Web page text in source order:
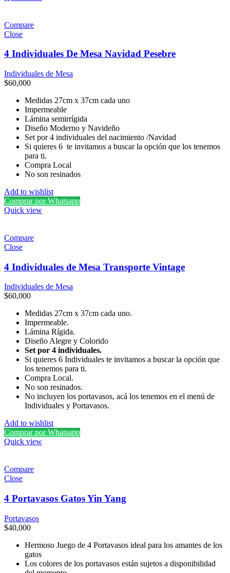
Compare
Close
4 Individuales De Mesa Navidad Pesebre
Individuales de Mesa
$60,000
Medidas 27cm x 37cm cada uno
Impermeable
Lámina semirrígida
Diseño Moderno y Navideño
Set por 4 individuales del nacimiento /Navidad
Si quieres 6 te invitamos a buscar la opción que los tenemos
para ti.
Compra Local
No son resinados
Add to wishlist
Comprar por Whatsapp
Quick view
Compare
Close
4 Individuales de Mesa Transporte Vintage
Individuales de Mesa
$60,000
Medidas 27cm x 37cm cada uno.
Impermeable.
Lámina Rígida.
Diseño Alegre y Colorido
Set por 4 individuales.
Si quieres 6 Individuales te invitamos a buscar la opción que
los tenemos para ti.
Compra Local.
No son resinados.
No incluyen los portavasos, acá los tenemos en el menú de
Individuales y Portavasos.
Add to wishlist
Comprar por Whatsapp
Quick view
Compare
Close
4 Portavasos Gatos Yin Yang
Portavasos
$40,000
Hermoso Juego de 4 Portavasos ideal para los amantes de los
gatos
Los colores de los portavasos están sujetos a disponibilidad